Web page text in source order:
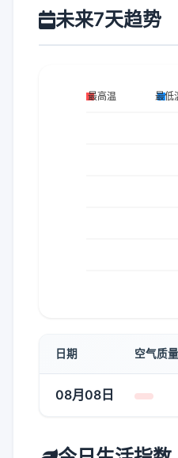
未来7天趋势
日期 空气质量
08月08日